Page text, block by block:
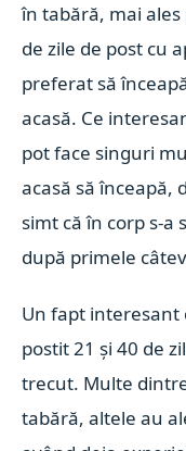
în tabără, mai
de zile de post cu
preferat să
acasă. Ce
pot face singuri
acasă să înceapă,
simt că în corp s-a
după primele
Un fapt interesant
postit 21 și 40 de
trecut. Multe
tabără, altele au